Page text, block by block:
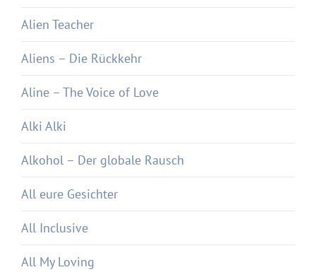
Alien Teacher
Aliens – Die Rückkehr
Aline – The Voice of Love
Alki Alki
Alkohol – Der globale Rausch
All eure Gesichter
All Inclusive
All My Loving